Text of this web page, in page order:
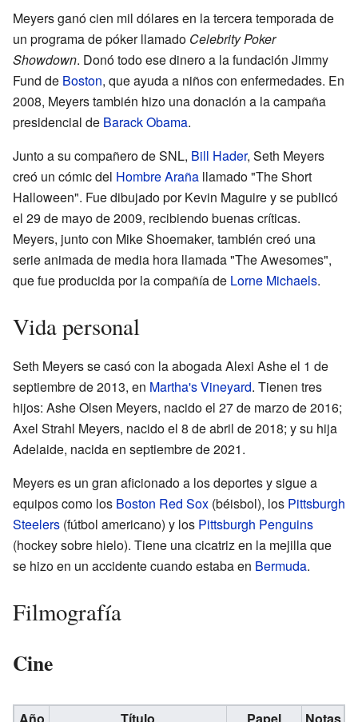
Meyers ganó cien mil dólares en la tercera temporada de
un programa de póker llamado Celebrity Poker
Showdown. Donó todo ese dinero a la fundación Jimmy
Fund de Boston, que ayuda a niños con enfermedades. En
2008, Meyers también hizo una donación a la campaña
presidencial de Barack Obama.
Junto a su compañero de SNL, Bill Hader, Seth Meyers
creó un cómic del Hombre Araña llamado "The Short
Halloween". Fue dibujado por Kevin Maguire y se publicó
el 29 de mayo de 2009, recibiendo buenas críticas.
Meyers, junto con Mike Shoemaker, también creó una
serie animada de media hora llamada "The Awesomes",
que fue producida por la compañía de Lorne Michaels.
Vida personal
Seth Meyers se casó con la abogada Alexi Ashe el 1 de
septiembre de 2013, en Martha's Vineyard. Tienen tres
hijos: Ashe Olsen Meyers, nacido el 27 de marzo de 2016;
Axel Strahl Meyers, nacido el 8 de abril de 2018; y su hija
Adelaide, nacida en septiembre de 2021.
Meyers es un gran aficionado a los deportes y sigue a
equipos como los Boston Red Sox (béisbol), los Pittsburgh
Steelers (fútbol americano) y los Pittsburgh Penguins
(hockey sobre hielo). Tiene una cicatriz en la mejilla que
se hizo en un accidente cuando estaba en Bermuda.
Filmografía
Cine